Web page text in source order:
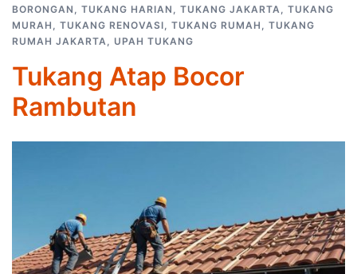
BORONGAN , TUKANG HARIAN , TUKANG JAKARTA, TUKANG
MURAH , TUKANG RENOVASI, TUKANG RUMAH , TUKANG
RUMAH JAKARTA, UPAH TUKANG
Tukang Atap Bocor
Rambutan